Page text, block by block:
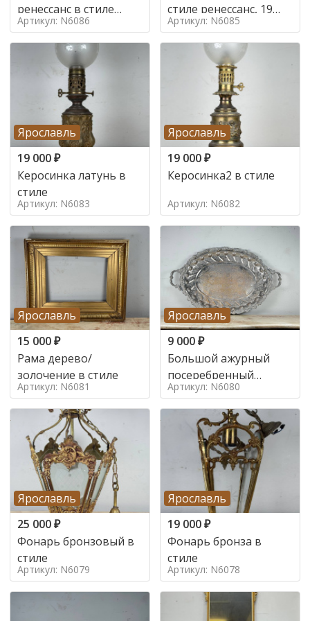
ренессанс в стиле
ренессанс,
Артикул: N6086
стиле ренессанс, 19
век
Артикул: N6085
Ярославль
19 000₽
Керосинка латунь в
стиле
Артикул: N6083
Ярославль
19 000₽
Керосинка2 в стиле
Артикул: N6082
Ярославль
15 000₽
Рама дерево/
золочение в стиле
Артикул: N6081
Ярославль
9 000₽
Большой ажурный
посеребренный
поднос в стиле
Артикул: N6080
Ярославль
25 000₽
Фонарь бронзовый в
стиле
Артикул: N6079
Ярославль
19 000₽
Фонарь бронза в
стиле
Артикул: N6078